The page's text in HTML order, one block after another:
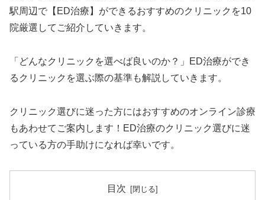
駅周辺で【ED治療】ができるおすすめのクリニックを10
院厳選してご紹介していきます。
「どんなクリニックを選べば良いのか？」ED治療ができ
るクリニックを選ぶ際の基準も解説していきます。
クリニック選びに迷った方にはおすすめのオンライン診療
もあわせてご案内します！ED治療のクリニック選びに迷
っている方の手助けになれば幸いです。
目次